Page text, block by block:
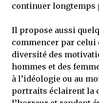
continuer longtemps
Il propose aussi
commencer par celui
diversité des
hommes et des
à l’idéologie ou au
portraits éclairent la